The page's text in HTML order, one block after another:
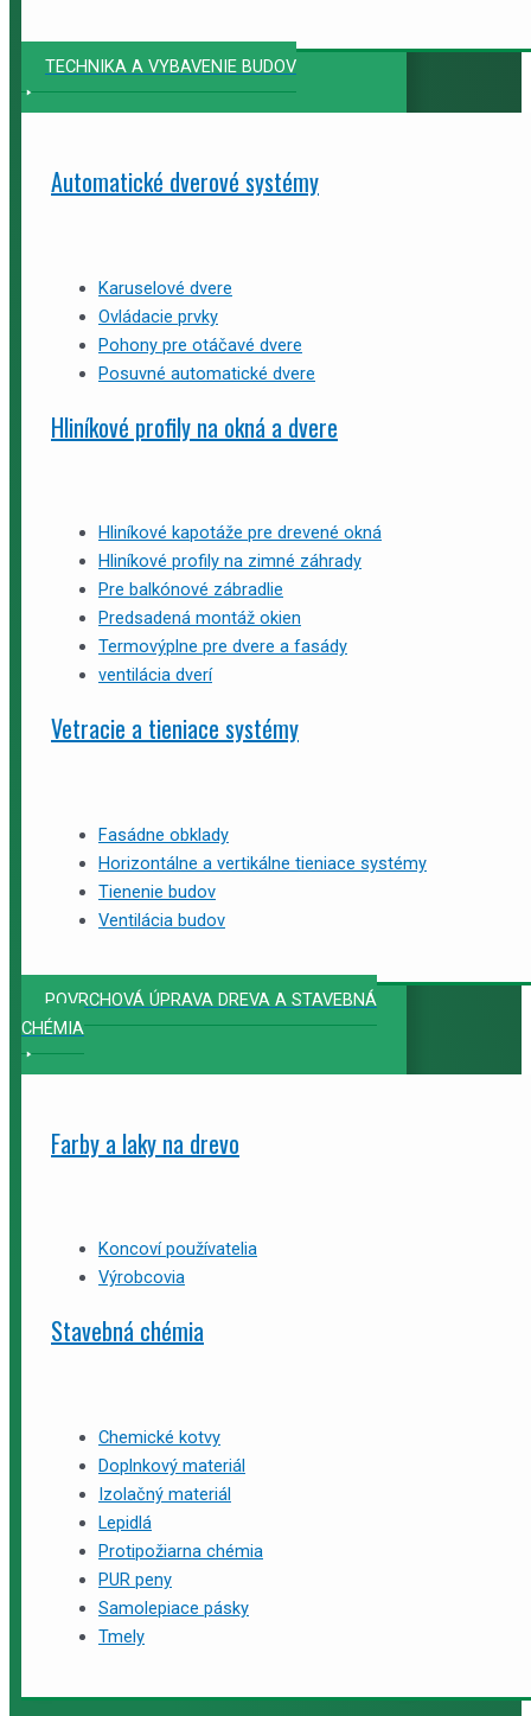
TECHNIKA A VYBAVENIE BUDOV
Automatické dverové systémy
Karuselové dvere
Ovládacie prvky
Pohony pre otáčavé dvere
Posuvné automatické dvere
Hliníkové profily na okná a dvere
Hliníkové kapotáže pre drevené okná
Hliníkové profily na zimné záhrady
Pre balkónové zábradlie
Predsadená montáž okien
Termovýplne pre dvere a fasády
ventilácia dverí
Vetracie a tieniace systémy
Fasádne obklady
Horizontálne a vertikálne tieniace systémy
Tienenie budov
Ventilácia budov
POVRCHOVÁ ÚPRAVA DREVA A STAVEBNÁ
CHÉMIA
Farby a laky na drevo
Koncoví používatelia
Výrobcovia
Stavebná chémia
Chemické kotvy
Doplnkový materiál
Izolačný materiál
Lepidlá
Protipožiarna chémia
PUR peny
Samolepiace pásky
Tmely